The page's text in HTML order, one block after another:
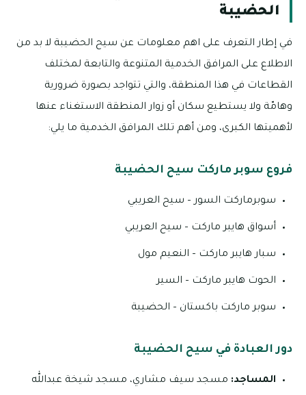
الحضيبة
في إطار التعرف على اهم معلومات عن سيح الحضيبة لا بد من
الاطلاع على المرافق الخدمية المتنوعة والتابعة لمختلف
القطاعات في هذا المنطقة، والتي تتواجد بصورة ضرورية
وهامّة ولا يستطيع سكان أو زوار المنطقة الاستغناء عنها
لأهميتها الكبرى، ومن أهم تلك المرافق الخدمية ما يلي:
فروع سوبر ماركت سيح الحضيبة
سوبرماركت السور – سيح العريبي
أسواق هايبر ماركت – سيح العريبي
سبار هايبر ماركت – النعيم مول
الحوت هايبر ماركت – السير
سوبر ماركت باكستان – الحضيبة
دور العبادة في سيح الحضيبة
المساجد: مسجد سيف مشاري، مسجد شيخة عبدالله